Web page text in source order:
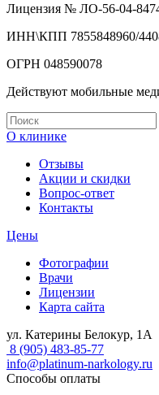
Лицензия № ЛО-56-04-
ИНН\КПП 7855848960/
ОГРН 048590078
Действуют мобильные
О клинике
Отзывы
Акции и скидки
Вопрос-ответ
Контакты
Цены
Фотографии
Врачи
Лицензии
Карта сайта
ул. Катерины Белокур, 1А
8 (905) 483-85-77
info@platinum-narkology.ru
Способы оплаты